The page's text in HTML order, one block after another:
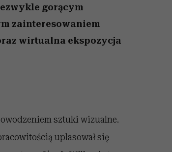
gorącym
zainteresowaniem
wirtualna ekspozycja
sztuki wizualne.
uplasował się